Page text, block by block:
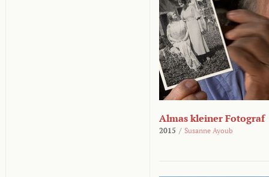
Almas kleiner Fotograf
2015 / Susanne Ayoub